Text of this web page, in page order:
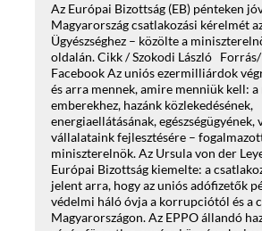
Az Európai Bizottság (EB) pénteken
Magyarország csatlakozási kérelmét
Ügyészséghez – közölte a
oldalán. Cikk / Szokodi László
Facebook Az uniós ezermilliárdok
és arra mennek, amire menniük kell: a
emberekhez, hazánk közlekedésének,
energiaellátásának, egészségügyének,
vállalataink fejlesztésére –
miniszterelnök. Az Ursula von der
Európai Bizottság kiemelte: a
jelent arra, hogy az uniós adófizetők
védelmi háló óvja a korrupciótól és a
Magyarországon. Az EPPO állandó